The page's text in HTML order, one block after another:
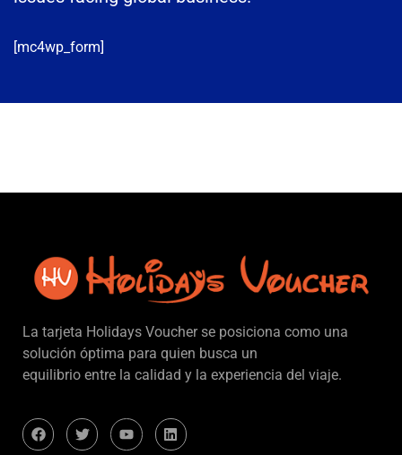
[mc4wp_form]
La tarjeta Holidays Voucher se posiciona como una
solución óptima para quien busca un
equilibrio entre la calidad y la experiencia del viaje.